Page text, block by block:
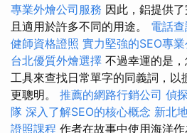
專業外燴公司服務 因此，鋁提供
且適用於許多不同的用途。 電話
健師資格證照 實力堅強的SEO專業
台北優質外燴選擇 不過幸運的是
工具來查找日常單字的同義詞，以
更聰明。 推薦的網路行銷公司 偵
隊 深入了解SEO的核心概念 新北
證照課程 作者在故事中使用海洋